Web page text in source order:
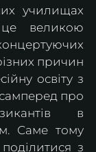
училищах
великою
причин
освіту з
про
в
Саме тому
з